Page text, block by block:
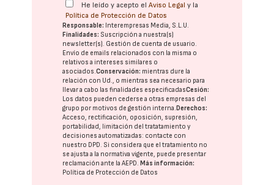
He leído y acepto elAviso Legal y la
Política de Protección de Datos
Responsable: Interempresas Media, S.L.U.
Finalidades: Suscripción a nuestra(s)
newsletter(s). Gestión de cuenta de usuario.
Envío de emails relacionados con la misma o
relativos a intereses similares o
asociados.Conservación: mientras dure la
relación con Ud., o mientras sea necesario para
llevar a cabo las finalidades especificadasCesión:
Los datos pueden cederse a otras empresas del
grupo por motivos de gestión interna. Derechos:
Acceso, rectificación, oposición, supresión,
portabilidad, limitación del tratatamiento y
decisiones automatizadas: contacte con
nuestro DPD. Si considera que el tratamiento no
se ajusta a la normativa vigente, puede presentar
reclamación ante laAEPD. Más información:
Política de Protección de Datos